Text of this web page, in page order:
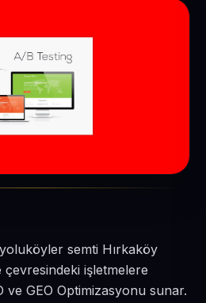
semti Hırkaköy
işletmelere
ve GEO Optimizasyonu sunar.